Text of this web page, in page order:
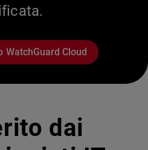
WatchGuard Cloud
dai